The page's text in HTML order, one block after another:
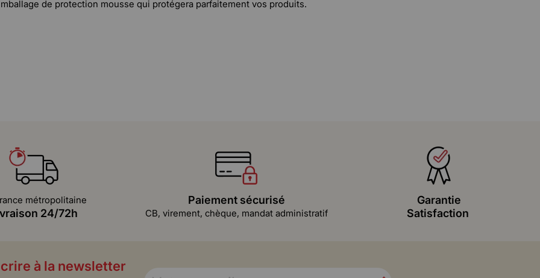
de protection mousse qui protégera parfaitement vos produits.
métropolitaine
24/72h
Paiement sécurisé
CB, virement, chèque, mandat administratif
Garantie
Satisfaction
à la newsletter